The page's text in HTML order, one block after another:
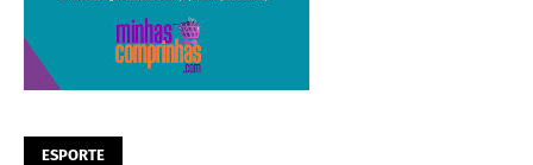
ESPORTE